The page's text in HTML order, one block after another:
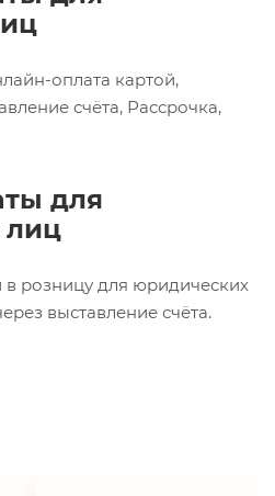
оплата картой,
счёта, Рассрочка,
для
лиц
розницу для юридических
выставление счёта.